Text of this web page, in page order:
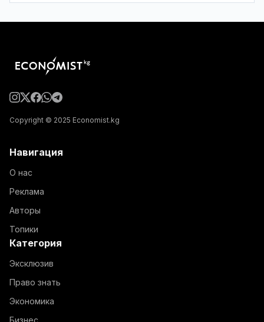
Copyright © 2025 Economist.kg
Навигация
О нас
Реклама
Авторы
Топики
Категория
Эксклюзив
Право знать
Экономика